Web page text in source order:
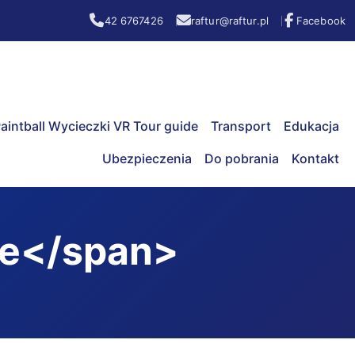
42 6767426 raftur@raftur.pl Facebook
Wycieczki VR Tour guide Transport Edukacja
Ubezpieczenia Do pobrania Kontakt
span>